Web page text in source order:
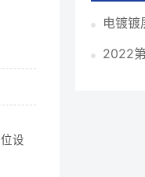
设
电镀镀
2022